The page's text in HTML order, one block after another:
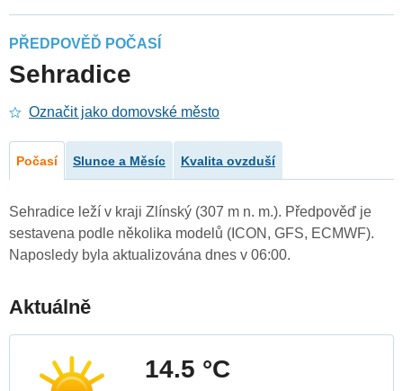
PŘEDPOVĚĎ POČASÍ
Sehradice
Označit jako domovské město
Počasí Slunce a Měsíc Kvalita ovzduší
Sehradice leží v kraji Zlínský (307 m n. m.). Předpověď je
sestavena podle několika modelů (ICON, GFS, ECMWF).
Naposledy byla aktualizována dnes v 06:00.
Aktuálně
14.5 °C